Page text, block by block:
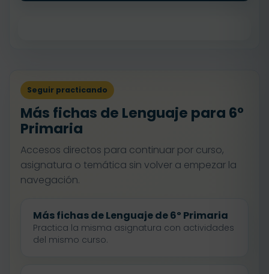
Seguir practicando
Más fichas de Lenguaje para 6º
Primaria
Accesos directos para continuar por curso,
asignatura o temática sin volver a empezar la
navegación.
Más fichas de Lenguaje de 6º Primaria
Practica la misma asignatura con actividades
del mismo curso.